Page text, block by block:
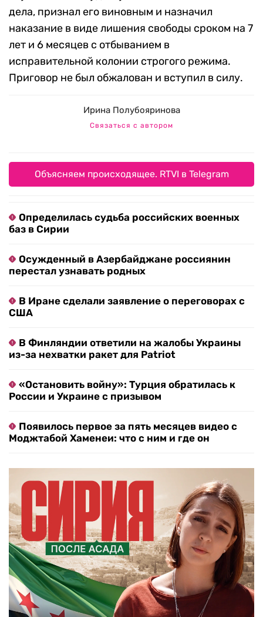
дела, признал его виновным и назначил
наказание в виде лишения свободы сроком на 7
лет и 6 месяцев с отбыванием в
исправительной колонии строгого режима.
Приговор не был обжалован и вступил в силу.
Ирина Полубояринова
Связаться с автором
Объясняем происходящее. RTVI в Telegram
Определилась судьба российских военных
баз в Сирии
Осужденный в Азербайджане россиянин
перестал узнавать родных
В Иране сделали заявление о переговорах с
США
В Финляндии ответили на жалобы Украины
из-за нехватки ракет для Patriot
«Остановить войну»: Турция обратилась к
России и Украине с призывом
Появилось первое за пять месяцев видео с
Моджтабой Хаменеи: что с ним и где он